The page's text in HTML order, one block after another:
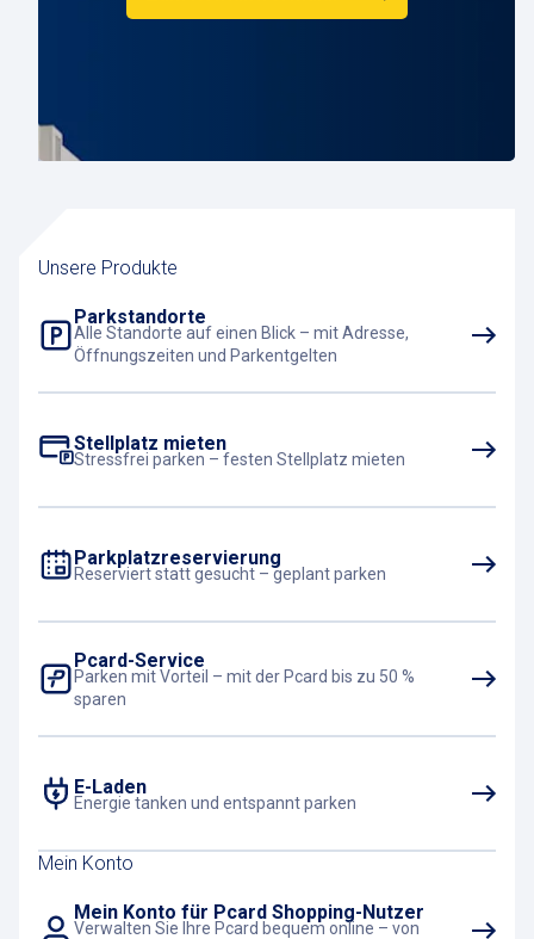
Unsere Produkte
Parkstandorte
Alle Standorte auf einen Blick – mit Adresse,
Öffnungszeiten und Parkentgelten
Stellplatz mieten
Stressfrei parken – festen Stellplatz mieten
Parkplatzreservierung
Reserviert statt gesucht – geplant parken
Pcard-Service
Parken mit Vorteil – mit der Pcard bis zu 50 %
sparen
E-Laden
Energie tanken und entspannt parken
Mein Konto
Mein Konto für Pcard Shopping-Nutzer
Verwalten Sie Ihre Pcard bequem online – von